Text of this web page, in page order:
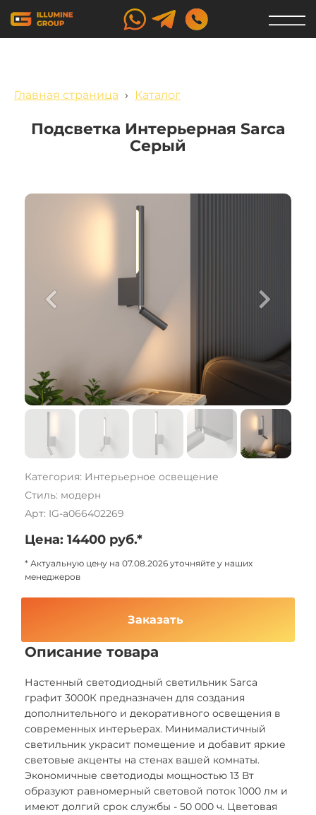
Главная страница › Каталог
Подсветка Интерьерная Sarca
Серый
Категория: Интерьерное освещение
Стиль: модерн
Арт: IG-a066402269
Цена: 14400 руб.*
* Актуальную цену на 07.08.2026 уточняйте у наших
менеджеров
Заказать
Описание товара
Настенный светодиодный светильник Sarca
графит 3000К предназначен для создания
дополнительного и декоративного освещения в
современных интерьерах. Минималистичный
светильник украсит помещение и добавит яркие
световые акценты на стенах вашей комнаты.
Экономичные светодиоды мощностью 13 Вт
образуют равномерный световой поток 1000 лм и
имеют долгий срок службы - 50 000 ч. Цветовая